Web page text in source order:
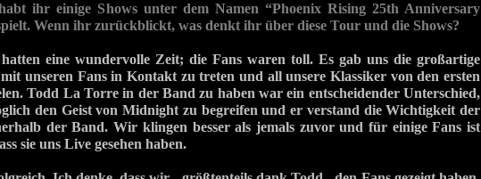
ihr einige Shows unter dem Namen “Phoenix Rising 25th Anniversary
Wenn ihr zurückblickt, was denkt ihr über diese Tour und die Shows?
eine wundervolle Zeit; die Fans waren toll. Es gab uns die großartige
unseren Fans in Kontakt zu treten und all unsere Klassiker von den ersten
Todd La Torre in der Band zu haben war ein entscheidender Unterschied,
den Geist von Midnight zu begreifen und er verstand die Wichtigkeit der
der Band. Wir klingen besser als jemals zuvor und für einige Fans ist
sie uns Live gesehen haben.